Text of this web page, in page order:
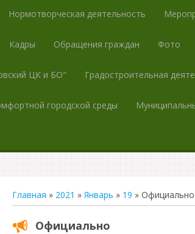
Нормотворческая деятельность
Кадры Обращения граждан Фото
ЦК и БО" Градостроительная
городской среды
Главная » 2021 » Январь » 19 » Официально
Официально